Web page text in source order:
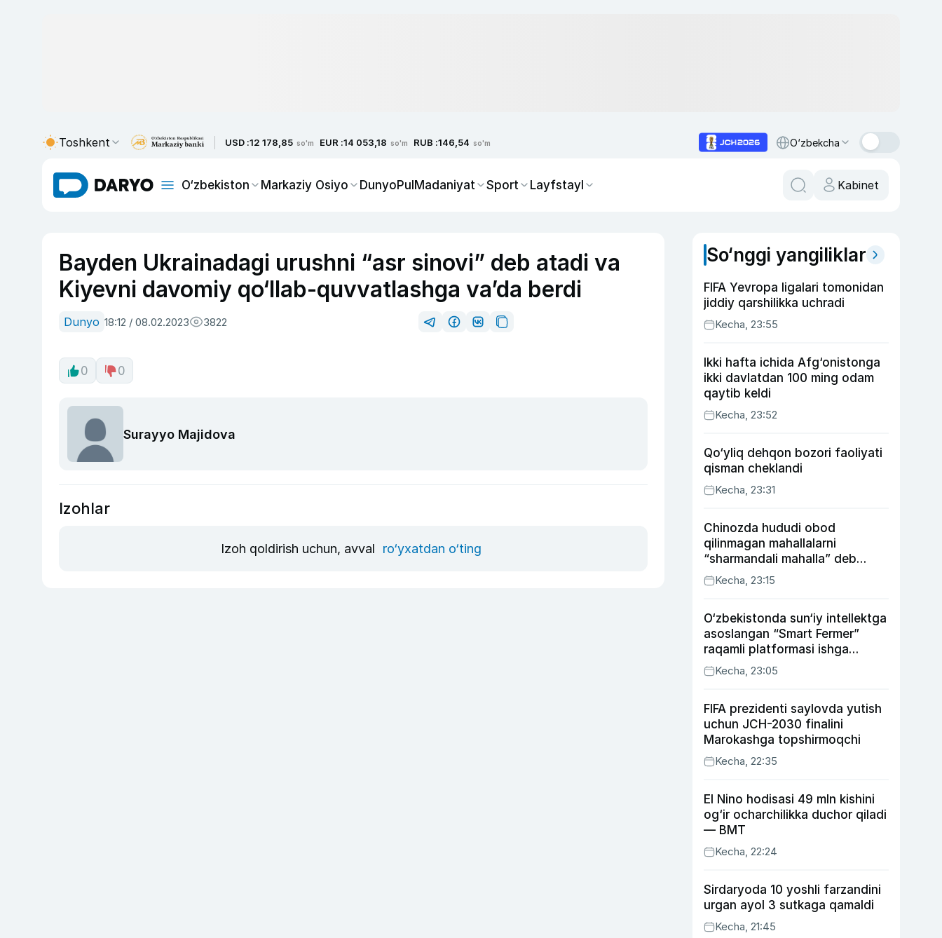
Toshkent USD :12 178,85 so'm EUR :14 053,18 so'm RUB :146,54 so'm O‘zbekcha
O‘zbekiston Markaziy Osiyo DunyoPulMadaniyat Sport Layfstayl Kabinet
Bayden Ukrainadagi urushni “asr sinovi” deb atadi va
Kiyevni davomiy qo‘llab-quvvatlashga va’da berdi
Dunyo 18:12 / 08.02.2023 3822
0 0
Surayyo Majidova
Izohlar
Izoh qoldirish uchun, avval ro‘yxatdan o‘ting
So‘nggi yangiliklar
FIFA Yevropa ligalari tomonidan
jiddiy qarshilikka uchradi
Kecha, 23:55
Ikki hafta ichida Afg‘onistonga
ikki davlatdan 100 ming odam
qaytib keldi
Kecha, 23:52
Qo‘yliq dehqon bozori faoliyati
qisman cheklandi
Kecha, 23:31
Chinozda hududi obod
qilinmagan mahallalarni
“sharmandali mahalla” deb
belgilash boshlandi
Kecha, 23:15
O‘zbekistonda sun‘iy intellektga
asoslangan “Smart Fermer”
raqamli platformasi ishga
tushiriladi
Kecha, 23:05
FIFA prezidenti saylovda yutish
uchun JCH-2030 finalini
Marokashga topshirmoqchi
Kecha, 22:35
El Nino hodisasi 49 mln kishini
og‘ir ocharchilikka duchor qiladi
— BMT
Kecha, 22:24
Sirdaryoda 10 yoshli farzandini
urgan ayol 3 sutkaga qamaldi
Kecha, 21:45